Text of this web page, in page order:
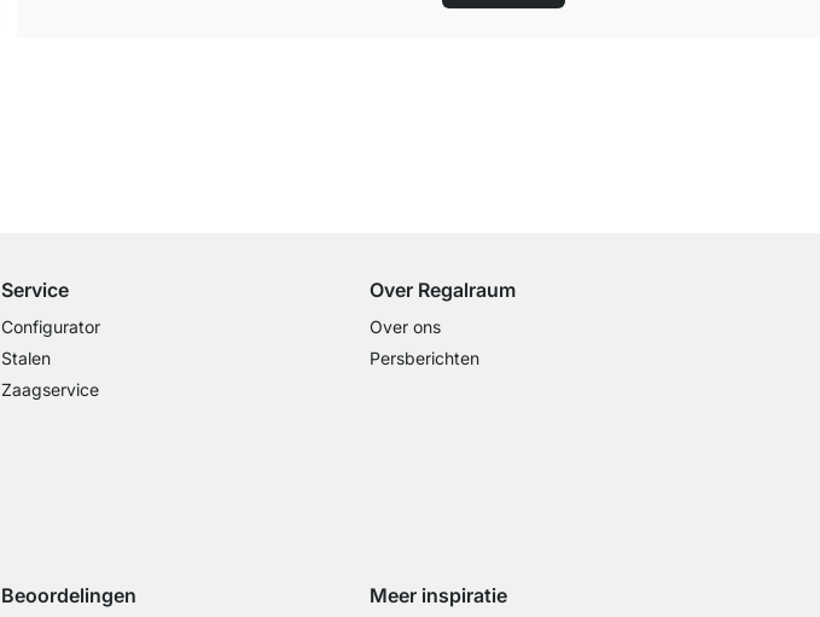
Service
Configurator
Stalen
Zaagservice
Over Regalraum
Over ons
Persberichten
Beoordelingen Meer inspiratie